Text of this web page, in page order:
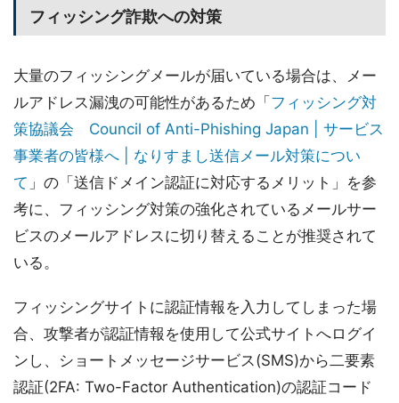
フィッシング詐欺への対策
大量のフィッシングメールが届いている場合は、メー
ルアドレス漏洩の可能性があるため「フィッシング対
策協議会 Council of Anti-Phishing Japan | サービス
事業者の皆様へ | なりすまし送信メール対策につい
て 」の「送信ドメイン認証に対応するメリット」を参
考に、フィッシング対策の強化されているメールサー
ビスのメールアドレスに切り替えることが推奨されて
いる。
フィッシングサイトに認証情報を入力してしまった場
合、攻撃者が認証情報を使用して公式サイトへログイ
ンし、ショートメッセージサービス(SMS)から二要素
認証(2FA: Two-Factor Authentication)の認証コード